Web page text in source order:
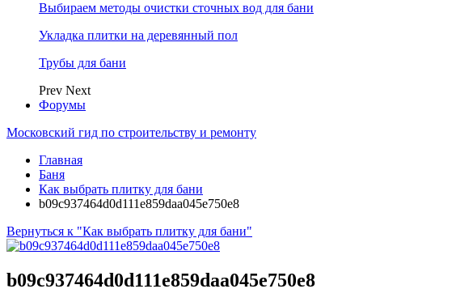
Выбираем методы очистки сточных вод для бани
Укладка плитки на деревянный пол
Трубы для бани
Prev Next
Форумы
Московский гид по строительству и ремонту
Главная
Баня
Как выбрать плитку для бани
b09c937464d0d111e859daa045e750e8
Вернуться к "Как выбрать плитку для бани"
b09c937464d0d111e859daa045e750e8